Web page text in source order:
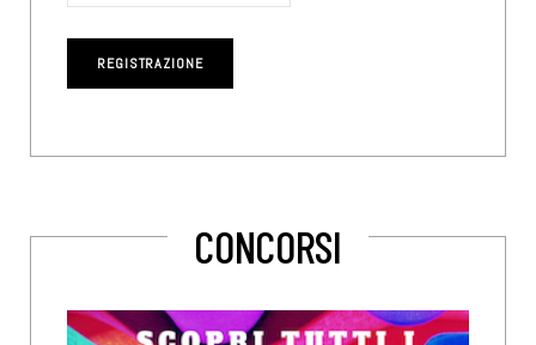
CONCORSI